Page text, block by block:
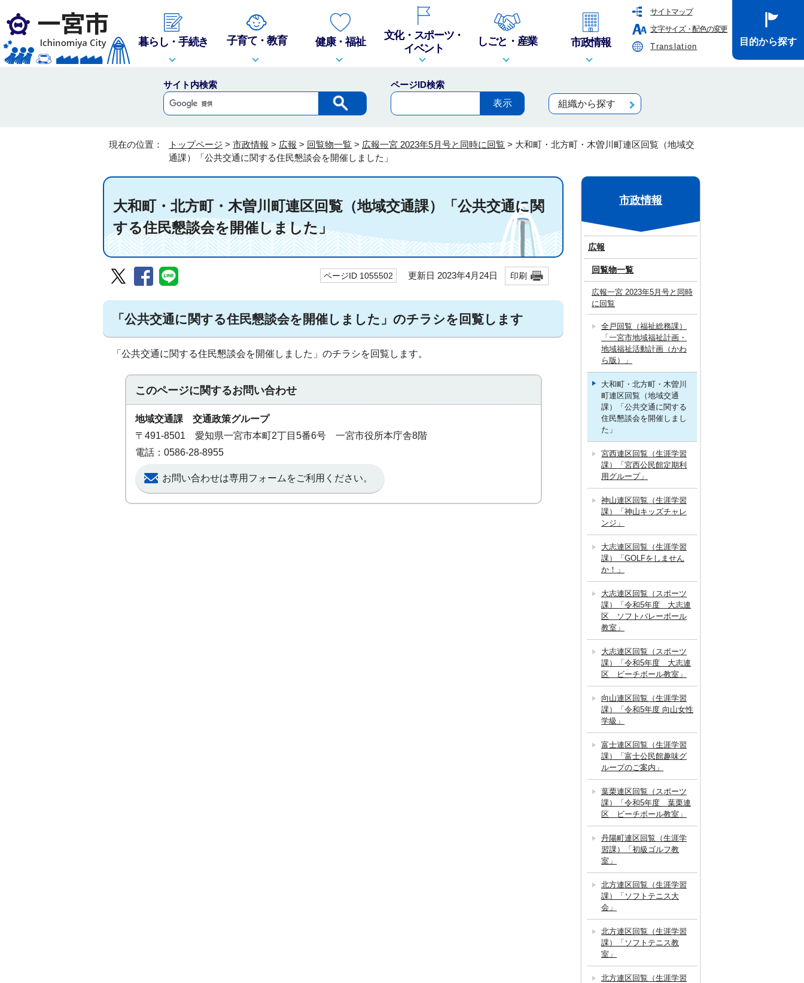
サイトマップ
文字サイズ・配色の変更
Translation
暮らし・手続き 子育て・教育 健康・福祉
文化・スポーツ・
イベント
しごと・産業 市政情報 目的から探す
サイト内検索
ページID検索
組織から探す
現在の位置： トップページ > 市政情報 > 広報 > 回覧物一覧 > 広報一宮 2023年5月号と同時に回覧 > 大和町・北方町・木曽川町連区回覧（地域交
通課）「公共交通に関する住民懇談会を開催しました」
大和町・北方町・木曽川町連区回覧（地域交通課）「公共交通に関
する住民懇談会を開催しました」
ページID 1055502 更新日 2023年4月24日 印刷
「公共交通に関する住民懇談会を開催しました」のチラシを回覧します
「公共交通に関する住民懇談会を開催しました」のチラシを回覧します。
このページに関するお問い合わせ
地域交通課 交通政策グループ
〒491-8501 愛知県一宮市本町2丁目5番6号 一宮市役所本庁舎8階
電話：0586-28-8955
お問い合わせは専用フォームをご利用ください。
市政情報
広報
回覧物一覧
広報一宮 2023年5月号と同時
に回覧
全戸回覧（福祉総務課）
「一宮市地域福祉計画・
地域福祉活動計画（かわ
ら版）」
大和町・北方町・木曽川
町連区回覧（地域交通
課）「公共交通に関する
住民懇談会を開催しまし
た」
宮西連区回覧（生涯学習
課）「宮西公民館定期利
用グループ」
神山連区回覧（生涯学習
課）「神山キッズチャレ
ンジ」
大志連区回覧（生涯学習
課）「GOLFをしません
か！」
大志連区回覧（スポーツ
課）「令和5年度 大志連
区 ソフトバレーボール
教室」
大志連区回覧（スポーツ
課）「令和5年度 大志連
区 ビーチボール教室」
向山連区回覧（生涯学習
課）「令和5年度 向山女性
学級」
富士連区回覧（生涯学習
課）「富士公民館趣味グ
ループのご案内」
葉栗連区回覧（スポーツ
課）「令和5年度 葉栗連
区 ビーチボール教室」
丹陽町連区回覧（生涯学
習課）「初級ゴルフ教
室」
北方連区回覧（生涯学習
課）「ソフトテニス大
会」
北方連区回覧（生涯学習
課）「ソフトテニス教
室」
北方連区回覧（生涯学習